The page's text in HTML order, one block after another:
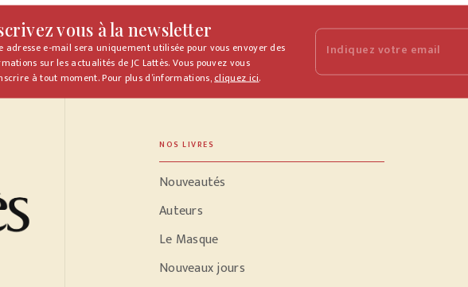
vous à la newsletter
adresse e-mail sera uniquement utilisée pour vous envoyer des
sur les actualités de JC Lattès. Vous pouvez vous
à tout moment. Pour plus d’informations,cliquez ici.
Indiquez votre email
NOS LIVRES
Nouveautés
Auteurs
Le Masque
Nouveaux jours